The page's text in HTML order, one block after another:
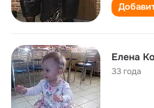
Елена
33 года